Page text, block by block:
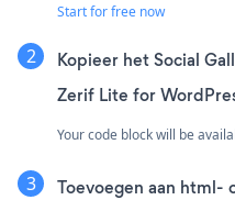
Start for free now
Kopieer het Social
Zerif Lite for
Your code block will be
Toevoegen aan